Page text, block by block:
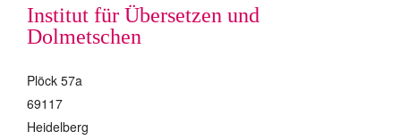
VERANSTALTUNGEN
Institut für Übersetzen und
Dolmetschen
Plöck 57a
69117
Heidelberg